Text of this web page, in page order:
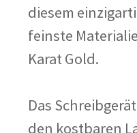
diesem
feinste
Karat Gold.
Das
den kostbaren